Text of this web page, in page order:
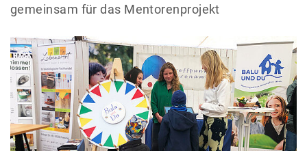
gemeinsam für das Mentorenprojekt